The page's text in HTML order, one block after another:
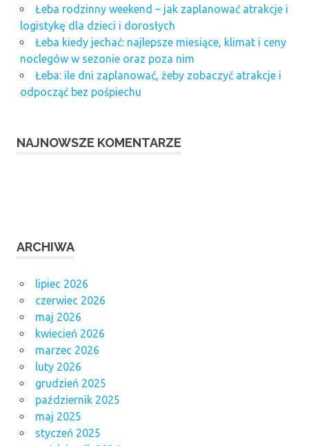
Łeba rodzinny weekend – jak zaplanować atrakcje i
logistykę dla dzieci i dorosłych
Łeba kiedy jechać: najlepsze miesiące, klimat i ceny
noclegów w sezonie oraz poza nim
Łeba: ile dni zaplanować, żeby zobaczyć atrakcje i
odpocząć bez pośpiechu
NAJNOWSZE KOMENTARZE
ARCHIWA
lipiec 2026
czerwiec 2026
maj 2026
kwiecień 2026
marzec 2026
luty 2026
grudzień 2025
październik 2025
maj 2025
styczeń 2025